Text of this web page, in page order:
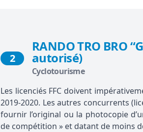
2
RANDO TRO BRO
autorisé)
Cyclotourisme
Les licenciés FFC doivent
2019-2020. Les autres concurrents
fournir l’original ou la photocopie
de compétition » et datant de moins